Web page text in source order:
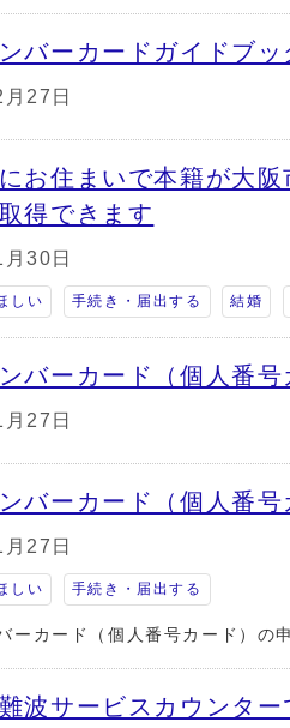
バーカードガイドブ
27日
にお住まいで本籍が大
得できます
30日
しい 手続き・届出する 結婚
バーカード（個人番
27日
バーカード（個人番
27日
しい 手続き・届出する
ーカード（個人番号カード）の
波サービスカウンタ